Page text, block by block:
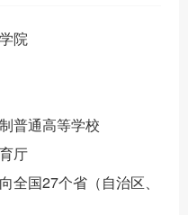
院
普通高等学校
厅
全国27个省（自治区、